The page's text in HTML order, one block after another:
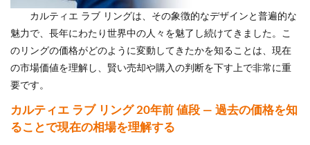
カルティエ ラブ リングは、その象徴的なデザインと普遍的な
魅力で、長年にわたり世界中の人々を魅了し続けてきました。こ
のリングの価格がどのように変動してきたかを知ることは、現在
の市場価値を理解し、賢い売却や購入の判断を下す上で非常に重
要です。
カルティエ ラブ リング 20年前 値段 — 過去の価格を知
ることで現在の相場を理解する